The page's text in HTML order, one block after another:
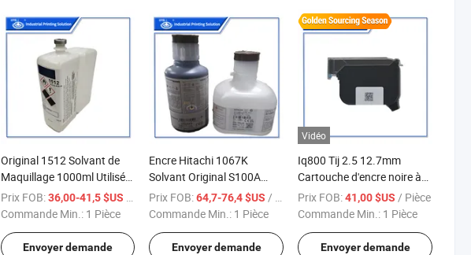
Original 1512 Solvant de
Maquillage 1000ml Utilisé
pour Lx 8900 Imprimante à
Jet d'Encre
Prix FOB:36,00-41,5 $US / Pièce
Commande Min.: 1 Pièce
Envoyer demande
Encre Hitachi 1067K
Solvant Original S100A
pour Imprimante à Jet
d'Encre Hitachi Ux-D160W
Prix FOB:64,7-76,4 $US/ Pièce
Commande Min.: 1 Pièce
Envoyer demande
Vidéo
Iq800 Tij 2.5 12.7mm
Cartouche d'encre noire à
séchage rapide originale
Prix FOB:41,00 $US/ Pièce
Commande Min.: 1 Pièce
Envoyer demande